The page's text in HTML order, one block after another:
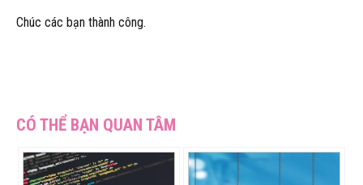
Chúc các bạn thành công.